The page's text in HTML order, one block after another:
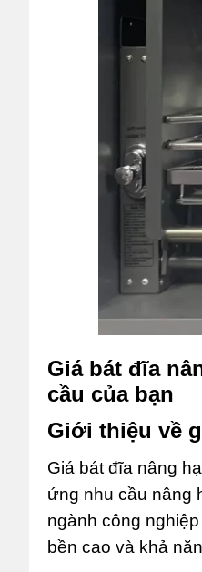
Giá bát đĩa
cầu của bạn
Giới thiệu về
Giá bát đĩa nâng
ứng nhu cầu nâng
ngành công
bền cao và khả